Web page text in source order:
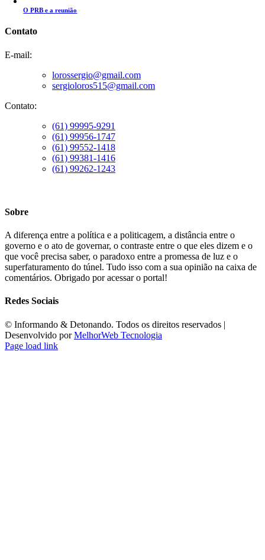
O PRB e a reunião
Contato
E-mail:
lorossergio@gmail.com
sergioloros515@gmail.com
Contato:
(61) 99995-9291
(61) 99956-1747
(61) 99552-1418
(61) 99381-1416
(61) 99262-1243
Sobre
A diferença entre a política e a politicagem, a distância entre o
governo e o ato de governar, o contraste entre o que eles dizem e o
que você precisa saber, o paradoxo entre a promessa de luz e o
superfaturamento do túnel. Tudo isso com a sua opinião na caixa de
comentários. Obrigado por acessar o portal!
Redes Sociais
©️ Informando & Detonando. Todos os direitos reservados |
Desenvolvido porMelhorWeb Tecnologia
Page load link